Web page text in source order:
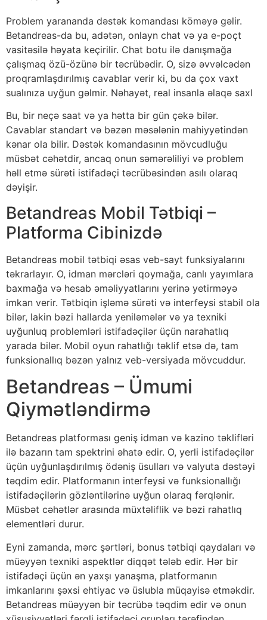
Problem yarananda dəstək komandası köməyə gəlir.
Betandreas-da bu, adətən, onlayn chat və ya e-poçt
vasitəsilə həyata keçirilir. Chat botu ilə danışmağa
çalışmaq özü-özünə bir təcrübədir. O, sizə əvvəlcədən
proqramlaşdırılmış cavablar verir ki, bu da çox vaxt
sualınıza uyğun gəlmir. Nəhayət, real insanla əlaqə saxl
Bu, bir neçə saat və ya hətta bir gün çəkə bilər.
Cavablar standart və bəzən məsələnin mahiyyətindən
kənar ola bilir. Dəstək komandasının mövcudluğu
müsbət cəhətdir, ancaq onun səmərəliliyi və problem
həll etmə sürəti istifadəçi təcrübəsindən asılı olaraq
dəyişir.
Betandreas Mobil Tətbiqi –
Platforma Cibinizdə
Betandreas mobil tətbiqi əsas veb-sayt funksiyalarını
təkrarlayır. O, idman mərcləri qoymağa, canlı yayımlara
baxmağa və hesab əməliyyatlarını yerinə yetirməyə
imkan verir. Tətbiqin işləmə sürəti və interfeysi stabil ola
bilər, lakin bəzi hallarda yeniləmələr və ya texniki
uyğunluq problemləri istifadəçilər üçün narahatlıq
yarada bilər. Mobil oyun rahatlığı təklif etsə də, tam
funksionallıq bəzən yalnız veb-versiyada mövcuddur.
Betandreas – Ümumi
Qiymətləndirmə
Betandreas platforması geniş idman və kazino təklifləri
ilə bazarın tam spektrini əhatə edir. O, yerli istifadəçilər
üçün uyğunlaşdırılmış ödəniş üsulları və valyuta dəstəyi
təqdim edir. Platformanın interfeysi və funksionallığı
istifadəçilərin gözləntilərinə uyğun olaraq fərqlənir.
Müsbət cəhətlər arasında müxtəliflik və bəzi rahatlıq
elementləri durur.
Eyni zamanda, mərc şərtləri, bonus tətbiqi qaydaları və
müəyyən texniki aspektlər diqqət tələb edir. Hər bir
istifadəçi üçün ən yaxşı yanaşma, platformanın
imkanlarını şəxsi ehtiyac və üslubla müqayisə etməkdir.
Betandreas müəyyən bir təcrübə təqdim edir və onun